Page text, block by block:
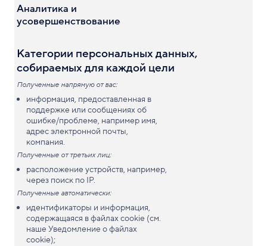
Аналитика и
усовершенствование
Категории персональных данных,
собираемых для каждой цели
Полученные напрямую от вас:
информация, предоставленная в
поддержке или сообщениях об
ошибке/проблеме, например имя,
адрес электронной почты,
компания.
Полученные от третьих лиц:
расположение устройств, например,
через поиск по IP.
Полученные автоматически:
идентификаторы и информация,
содержащаяся в файлах cookie (см.
наше Уведомление о файлах
cookie);